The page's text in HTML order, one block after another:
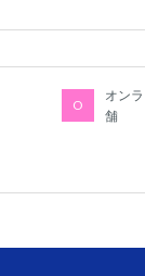
O
オン
舗